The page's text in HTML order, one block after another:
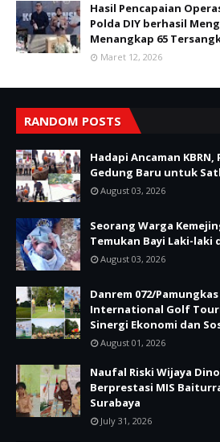
Hasil Pencapaian
Polda DIY berhasil
Menangkap 65
Maret 12, 2026
RANDOM POSTS
Hadapi Ancaman
Gedung Baru untuk
August 03, 2026
Seorang Warga
Temukan Bayi Laki-laki
August 03, 2026
Danrem 072/
International Golf
Sinergi Ekonomi dan
August 01, 2026
Naufal Riski Wijaya
Berprestasi MIS
Surabaya
July 31, 2026